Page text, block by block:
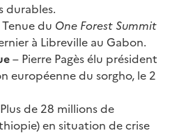
durables.
Tenue du One Forest Summit
à Libreville au Gabon.
– Pierre Pagès élu président
européenne du sorgho, le 2
de 28 millions de
en situation de crise